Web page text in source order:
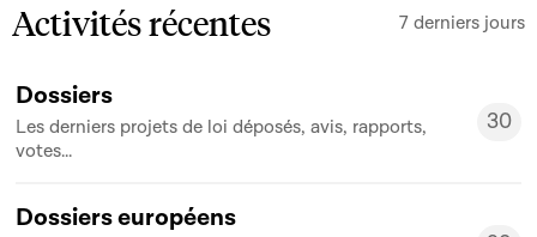
Activités récentes 7 derniers jours
Dossiers
Les derniers projets de loi déposés, avis, rapports,
votes...
30
30
Dossiers européens